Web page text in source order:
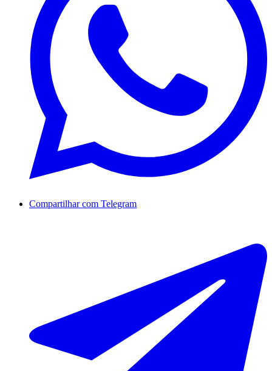
Compartilhar com Telegram